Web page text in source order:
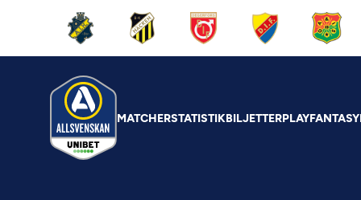
MATCHERSTATISTIKBILJETTERPLAYFANTASY